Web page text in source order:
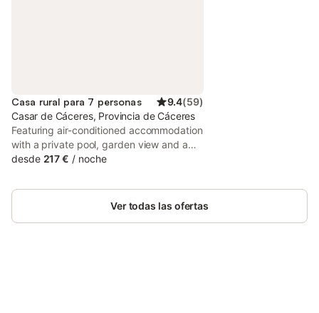
Casa rural para 7 personas 9.4(59)
Casar de Cáceres, Provincia de Cáceres
Featuring air-conditioned accommodation
with a private pool, garden view and a
patio, Casa Rural La Lerena is located in
desde 217 € / noche
Ver todas las ofertas